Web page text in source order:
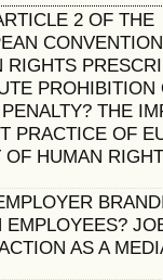
2 OF THE
RIGHTS
PROHIBITION
THE
PRACTICE OF
OF HUMAN
EMPLOYEES?
AS A